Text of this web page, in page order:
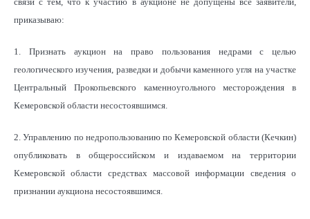
приказываю:
1. Признать аукцион на право пользования недрами с целью
геологического изучения, разведки и добычи каменного угля на участке
Центральный Прокопьевского каменноугольного месторождения в
Кемеровской области несостоявшимся.
2. Управлению по недропользованию по Кемеровской области (Кечкин)
опубликовать в общероссийском и издаваемом на территории
Кемеровской области средствах массовой информации сведения о
признании аукциона несостоявшимся.